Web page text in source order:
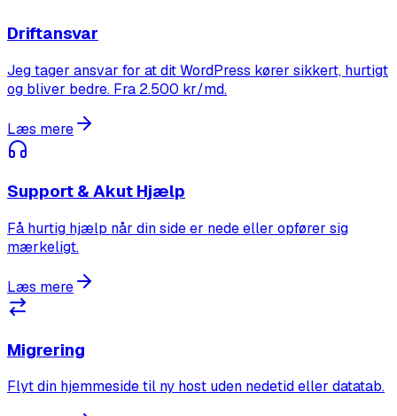
Driftansvar
Jeg tager ansvar for at dit WordPress kører sikkert, hurtigt
og bliver bedre. Fra 2.500 kr/md.
Læs mere
Support & Akut Hjælp
Få hurtig hjælp når din side er nede eller opfører sig
mærkeligt.
Læs mere
Migrering
Flyt din hjemmeside til ny host uden nedetid eller datatab.